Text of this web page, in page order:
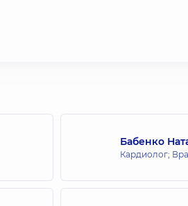
Бабенко
Кардиолог;